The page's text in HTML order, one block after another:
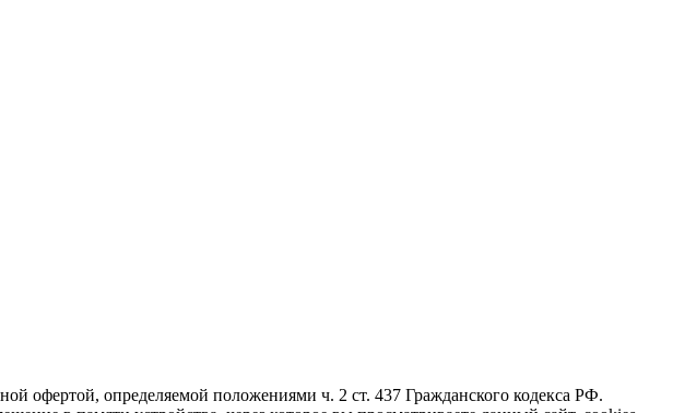
офертой, определяемой положениями ч. 2 ст. 437 Гражданского кодекса РФ.